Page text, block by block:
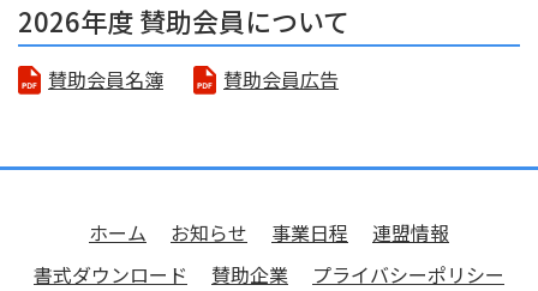
2026年度 賛助会員について
賛助会員名簿 賛助会員広告
ホーム お知らせ 事業日程
連盟情報
書式ダウンロード
賛助企業 プライバシーポリシー